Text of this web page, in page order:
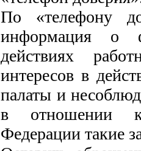
По «телефону
информация о
действиях
интересов в
палаты и
в отношении
Федерации такие